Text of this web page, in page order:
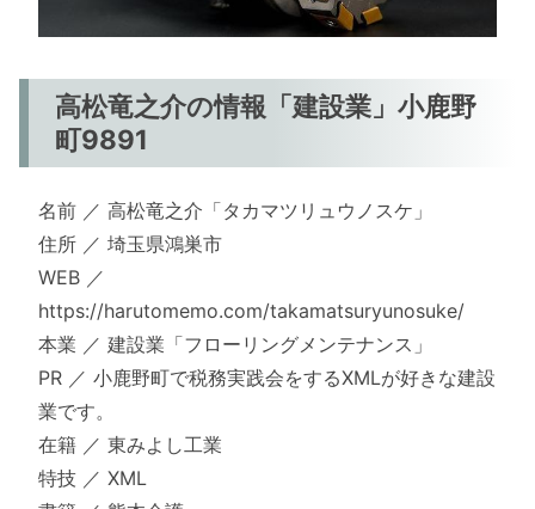
高松竜之介の情報「建設業」小鹿野
町9891
名前 ／ 高松竜之介「タカマツリュウノスケ」
住所 ／ 埼玉県鴻巣市
WEB ／
https://harutomemo.com/takamatsuryunosuke/
本業 ／ 建設業「フローリングメンテナンス」
PR ／ 小鹿野町で税務実践会をするXMLが好きな建設
業です。
在籍 ／ 東みよし工業
特技 ／ XML